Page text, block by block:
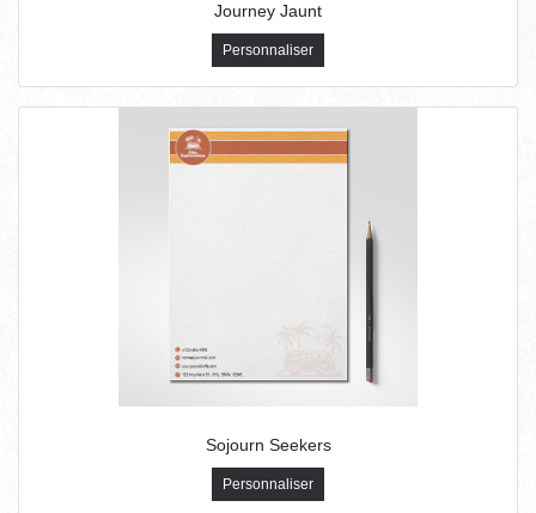
Journey Jaunt
Personnaliser
Sojourn Seekers
Personnaliser